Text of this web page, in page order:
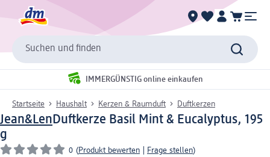
Suchen und finden
IMMERGÜNSTIG online einkaufen
Startseite Haushalt Kerzen & Raumduft Duftkerzen
Jean&LenDuftkerze Basil Mint & Eucalyptus, 195
g
0 (Produkt bewerten Frage stellen)